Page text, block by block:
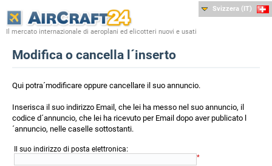
Il mercato internazionale di aeroplani ed elicotteri nuovi e usati
Svizzera (IT)
Modifica o cancella l´inserto
Qui potra´modificare oppure cancellare il suo annuncio.
Inserisca il suo indirizzo Email, che lei ha messo nel suo annuncio, il
codice d´annuncio, che lei ha ricevuto per Email dopo aver publicato l
´annuncio, nelle caselle sottostanti.
Il suo indirizzo di posta elettronica:
*